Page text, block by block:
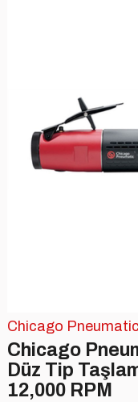
Chicago Pneumatic
Chicago
Düz Tip
12,000 RPM